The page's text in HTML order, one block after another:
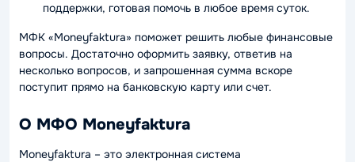
поддержки, готовая помочь в любое время суток.
МФК «Moneyfaktura» поможет решить любые финансовые
вопросы. Достаточно оформить заявку, ответив на
несколько вопросов, и запрошенная сумма вскоре
поступит прямо на банковскую карту или счет.
О МФО Moneyfaktura
Moneyfaktura – это электронная система